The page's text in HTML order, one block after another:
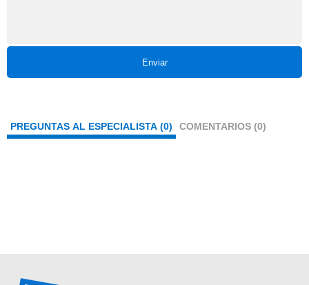
Enviar
PREGUNTAS AL ESPECIALISTA (0) COMENTARIOS (0)